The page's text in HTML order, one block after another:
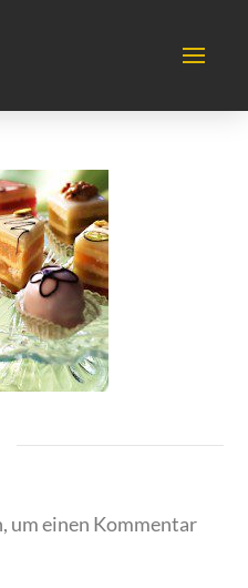
um einen Kommentar